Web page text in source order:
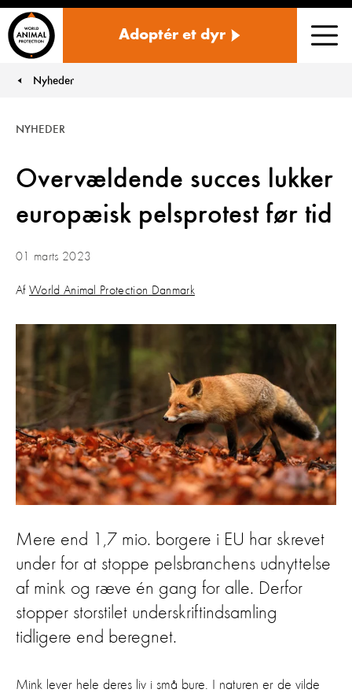
Adoptér et dyr
You are here:
Nyheder
Overvældende succes lukker
europæisk pelsprotest før tid
NYHEDER
01 marts 2023
Af World Animal Protection Danmark
Mere end 1,7 mio. borgere i EU har skrevet
under for at stoppe pelsbranchens udnyttelse
af mink og ræve én gang for alle. Derfor
stopper storstilet underskriftindsamling
tidligere end beregnet.
Mink lever hele deres liv i små bure. I naturen er de vilde